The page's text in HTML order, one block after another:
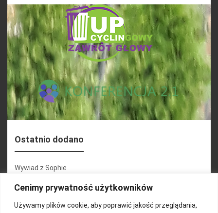
Cenimy prywatność użytkowników
Używamy plików cookie, aby poprawić jakość przeglądania,
Ostatnio dodano
Wywiad z Sophie
Konferencja 2.1
Martyna Wojciechowska